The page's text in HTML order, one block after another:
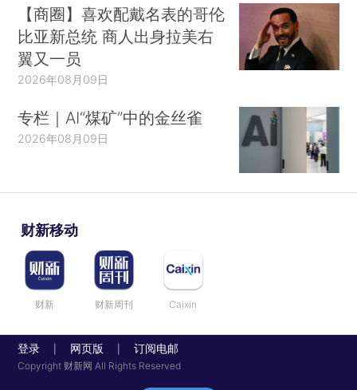
【商圈】喜欢配戴名表的哥伦
比亚新总统 商人出身拉美右
翼又一员
2026年08月09日
专栏｜AI“煤矿”中的金丝雀
2026年08月09日
财新移动
财新 财新周刊 Caixin
登录 网页版 订阅电邮
Copyright 财新网 All Rights Reserved